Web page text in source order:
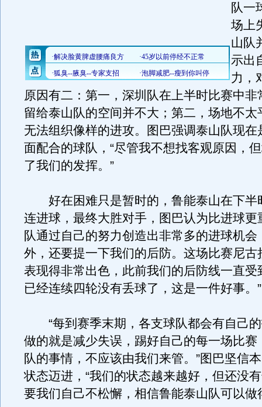
队一
场上
山队
示出
力，
原因有二：第一，深圳队在上半时比赛中非
留给泰山队的空间并不大；第二，场地不太
无法组织像样的进攻。图巴强调泰山队现在
面配合的球队，“尽管我不想找客观原因，
了我们的发挥。”
好在困难只是暂时的，鲁能泰山在下半
连进球，最终大胜对手，图巴认为比进球更
队通过自己的努力创造出非常多的进球机会
外，还要提一下我们的后防。这场比赛尼古
表现得非常出色，此前我们的后防线一直受
已经连续四轮没有丢球了，这是一件好事。”
“每到赛季末期，各支球队都会有自己的
做的就是减少失误，踢好自己的每一场比赛
队的事情，不应该由我们来管。”图巴坚信
状态迈进，“我们的状态越来越好，但还没
要我们自己不松懈，相信鲁能泰山队可以做